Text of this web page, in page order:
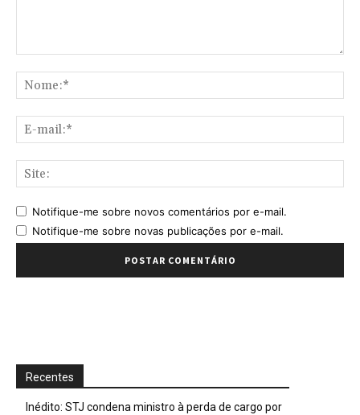
Notifique-me sobre novos comentários por e-mail.
Notifique-me sobre novas publicações por e-mail.
Recentes
Inédito: STJ condena ministro à perda de cargo por